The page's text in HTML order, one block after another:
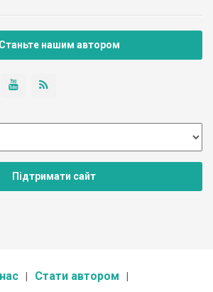
Станьте нашим автором
Підтримати сайт
Стати автором